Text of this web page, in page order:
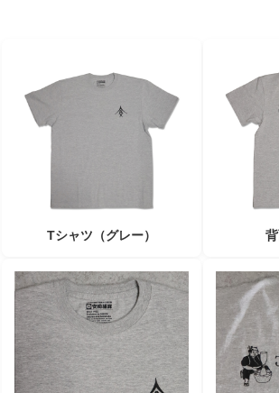
Tシャツ（グレー）